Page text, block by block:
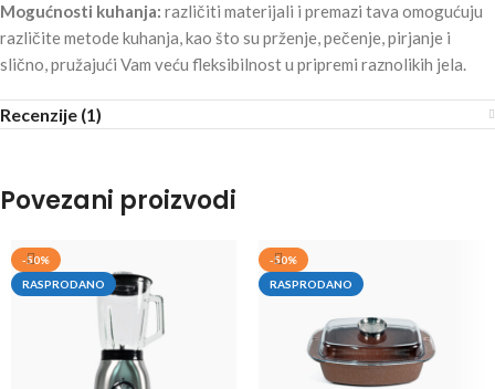
Mogućnosti kuhanja: različiti materijali i premazi tava omogućuju
različite metode kuhanja, kao što su prženje, pečenje, pirjanje i
slično, pružajući Vam veću fleksibilnost u pripremi raznolikih jela.
Recenzije (1)
Povezani proizvodi
-50%
RASPRODANO
-50%
RASPRODANO